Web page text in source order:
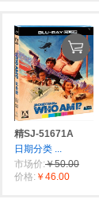
精SJ-51671A
日期分类 ...
市场价:￥50.00
价格: ￥46.00